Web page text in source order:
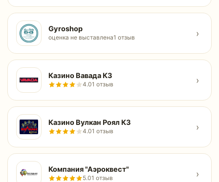
Gyroshop
оценка не выставлена1 отзыв ›
Казино Вавада КЗ
4.01 отзыв ›
Казино Вулкан Роял КЗ
4.01 отзыв ›
Компания "Аэроквест"
5.01 отзыв ›